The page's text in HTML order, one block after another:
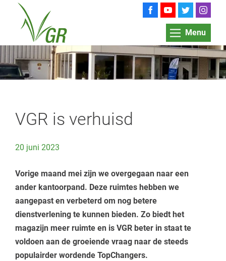
Menu
VGR is verhuisd
20 juni 2023
Vorige maand mei zijn we overgegaan naar een
ander kantoorpand. Deze ruimtes hebben we
aangepast en verbeterd om nog betere
dienstverlening te kunnen bieden. Zo biedt het
magazijn meer ruimte en is VGR beter in staat te
voldoen aan de groeiende vraag naar de steeds
populairder wordende TopChangers.